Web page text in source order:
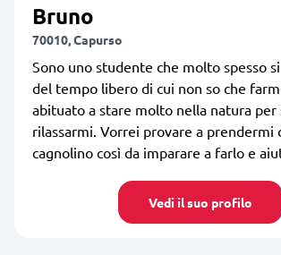
Bruno
70010, Capurso
Sono uno studente che molto spesso
del tempo libero di cui non so che
abituato a stare molto nella natura per
rilassarmi. Vorrei provare a prendermi
cagnolino così da imparare a farlo e
Vedi il suo profilo